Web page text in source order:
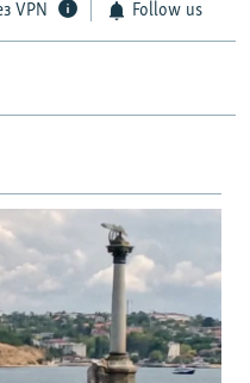
VPN Follow us